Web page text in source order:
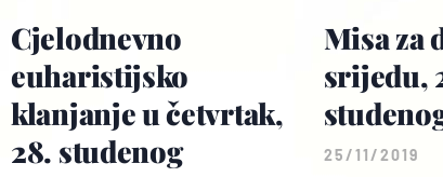
Cjelodnevno
euharistijsko
klanjanje u četvrtak,
28. studenog
Misa za
srijedu,
25/11/2019